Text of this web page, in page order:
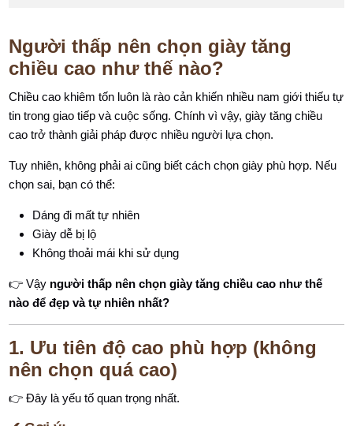
Người thấp nên chọn giày tăng
chiều cao như thế nào?
Chiều cao khiêm tốn luôn là rào cản khiến nhiều nam giới thiếu tự
tin trong giao tiếp và cuộc sống. Chính vì vậy, giày tăng chiều
cao trở thành giải pháp được nhiều người lựa chọn.
Tuy nhiên, không phải ai cũng biết cách chọn giày phù hợp. Nếu
chọn sai, bạn có thể:
Dáng đi mất tự nhiên
Giày dễ bị lộ
Không thoải mái khi sử dụng
👉 Vậy người thấp nên chọn giày tăng chiều cao như thế
nào để đẹp và tự nhiên nhất?
1. Ưu tiên độ cao phù hợp (không
nên chọn quá cao)
👉 Đây là yếu tố quan trọng nhất.